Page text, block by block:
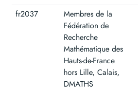
fr2037
Membres de la
Fédération de
Recherche
Mathématique des
Hauts-de-France
hors Lille, Calais,
DMATHS